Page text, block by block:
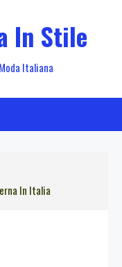
In Stile
Italiana
In Italia